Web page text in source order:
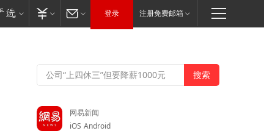
登录 注册免费邮箱
网易新闻
iOS Android